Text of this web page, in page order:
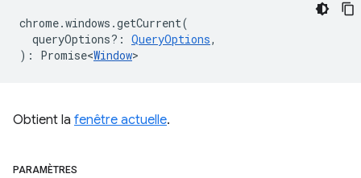
chrome.windows .getCurrent(
queryOptions? : QueryOptions,
) : Promise<Window>
Obtient la fenêtre actuelle.
PARAMÈTRES